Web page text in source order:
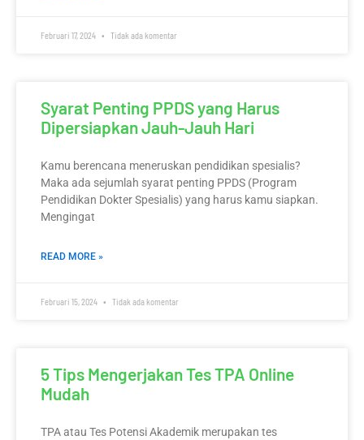
Februari 17, 2024 Tidak ada komentar
Syarat Penting PPDS yang Harus
Dipersiapkan Jauh-Jauh Hari
Kamu berencana meneruskan pendidikan spesialis?
Maka ada sejumlah syarat penting PPDS (Program
Pendidikan Dokter Spesialis) yang harus kamu siapkan.
Mengingat
READ MORE »
Februari 15, 2024 Tidak ada komentar
5 Tips Mengerjakan Tes TPA Online
Mudah
TPA atau Tes Potensi Akademik merupakan tes